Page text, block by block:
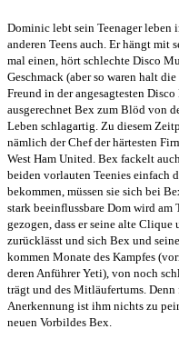
Dominic lebt sein Teenager leben
anderen Teens auch. Er hängt mit
mal einen, hört schlechte Disco
Geschmack (aber so waren halt
Freund in der angesagtesten
ausgerechnet Bex zum Blöd von
Leben schlagartig. Zu diesem
nämlich der Chef der härtesten
West Ham United. Bex fackelt
beiden vorlauten Teenies einfach
bekommen, müssen sie sich bei
stark beeinflussbare Dom wird
gezogen, dass er seine alte Clique
zurücklässt und sich Bex und
kommen Monate des Kampfes
deren Anführer Yeti), von noch
trägt und des Mitläufertums. Denn
Anerkennung ist ihm nichts zu
neuen Vorbildes Bex.